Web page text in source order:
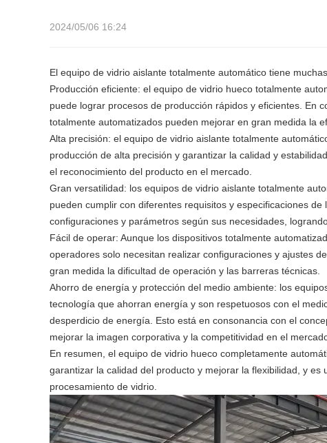
2024/05/06 16:24
El equipo de vidrio aislante totalmente automático tiene
Producción eficiente: el equipo de vidrio hueco totalmente
puede lograr procesos de producción rápidos y eficientes. En
totalmente automatizados pueden mejorar en gran medida la
Alta precisión: el equipo de vidrio aislante totalmente
producción de alta precisión y garantizar la calidad y
el reconocimiento del producto en el mercado.
Gran versatilidad: los equipos de vidrio aislante totalmente
pueden cumplir con diferentes requisitos y especificaciones
configuraciones y parámetros según sus necesidades,
Fácil de operar: Aunque los dispositivos totalmente
operadores solo necesitan realizar configuraciones y ajustes
gran medida la dificultad de operación y las barreras técnicas.
Ahorro de energía y protección del medio ambiente: los
tecnología que ahorran energía y son respetuosos con el
desperdicio de energía. Esto está en consonancia con el
mejorar la imagen corporativa y la competitividad en el
En resumen, el equipo de vidrio hueco completamente
garantizar la calidad del producto y mejorar la flexibilidad, y
procesamiento de vidrio.